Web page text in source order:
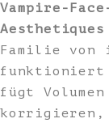
Vampire-
Aesthetiques
Familie von
funktioniert
fügt
korrigieren,